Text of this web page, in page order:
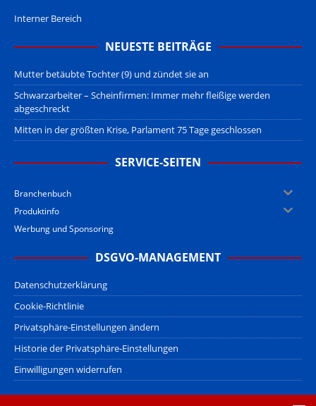
Interner Bereich
NEUESTE BEITRÄGE
Mutter betäubte Tochter (9) und zündet sie an
Schwarzarbeiter – Scheinfirmen: Immer mehr fleißige werden
abgeschreckt
Mitten in der größten Krise, Parlament 75 Tage geschlossen
SERVICE-SEITEN
Branchenbuch
Produktinfo
Werbung und Sponsoring
DSGVO-MANAGEMENT
Datenschutzerklärung
Cookie-Richtlinie
Privatsphäre-Einstellungen ändern
Historie der Privatsphäre-Einstellungen
Einwilligungen widerrufen